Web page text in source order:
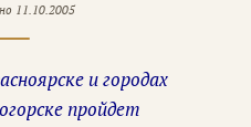
11.10.2005
и городах
пройдет